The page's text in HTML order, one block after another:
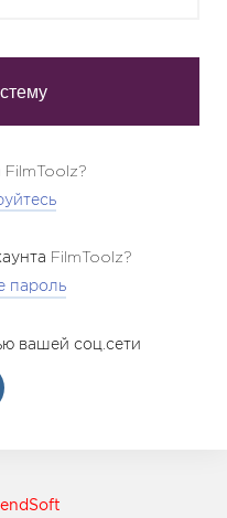
FilmToolz?
FilmToolz?
пароль
вашей соц.сети